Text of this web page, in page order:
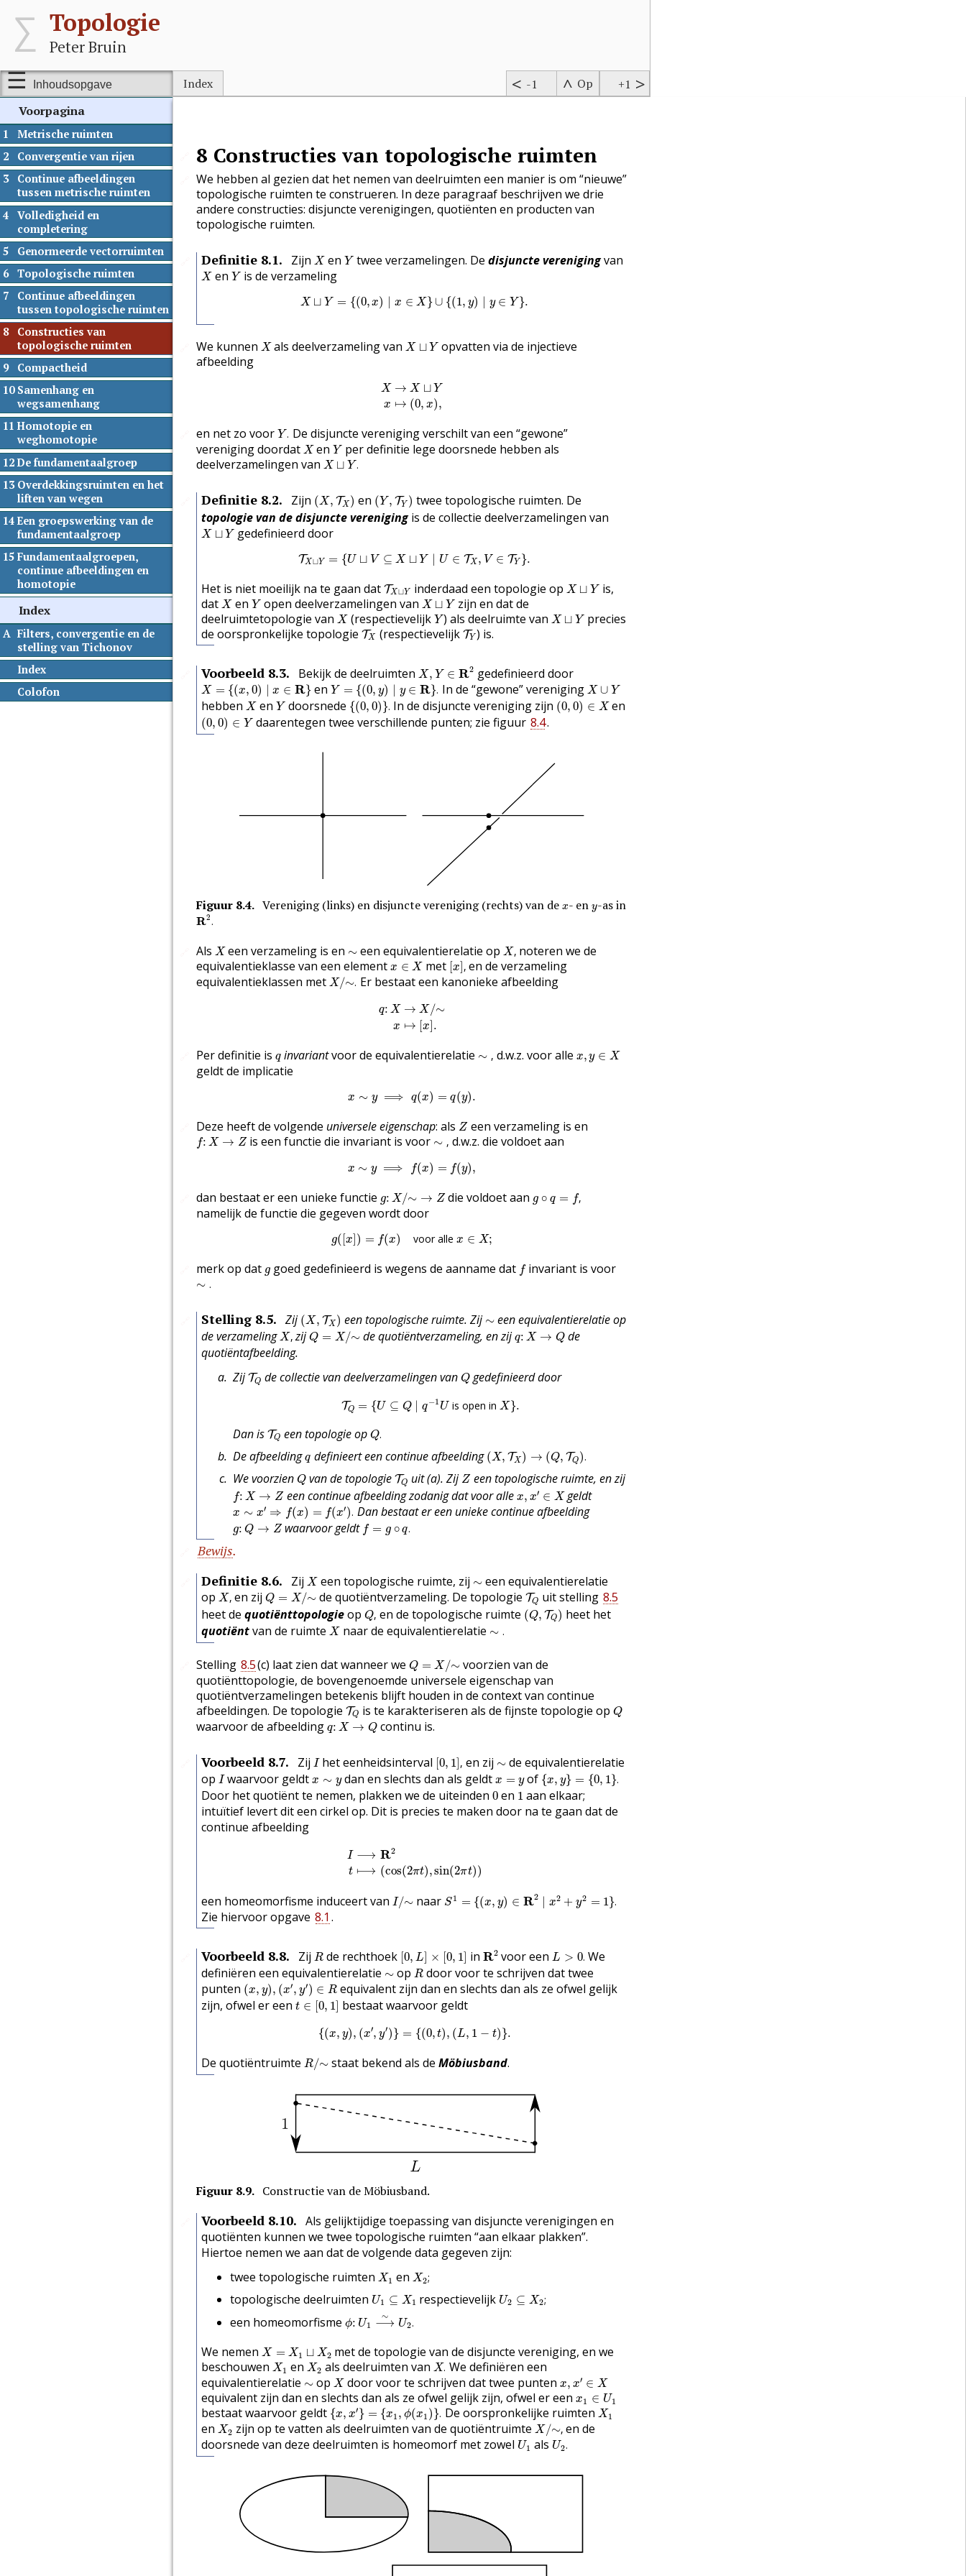
Topologie
Peter Bruin
Inhoudsopgave Index -1 Op
+1
Voorpagina
1
Metrische ruimten
2
Convergentie van rijen
3
Continue afbeeldingen
tussen metrische ruimten
4
Volledigheid en
completering
5
Genormeerde vectorruimten
6
Topologische ruimten
7
Continue afbeeldingen
tussen topologische ruimten
8
Constructies van
topologische ruimten
9
Compactheid
10 Samenhang en
wegsamenhang
11 Homotopie en
weghomotopie
12De fundamentaalgroep
13 Overdekkingsruimten en het
liften van wegen
14Een groepswerking van de
fundamentaalgroep
15 Fundamentaalgroepen,
continue afbeeldingen en
homotopie
Index
A Filters, convergentie en de
stelling van Tichonov
Index
Colofon
8 Constructies van topologische ruimten
We hebben al gezien dat het nemen van deelruimten een manier is om “nieuwe”
topologische ruimten te construeren. In deze paragraaf beschrijven we drie
andere constructies: disjuncte verenigingen, quotiënten en producten van
topologische ruimten.
Definitie 8.1. ZijnX
X en Y
Ytwee verzamelingen. De disjuncte verenigingvan
X
X en Y
Yis de verzameling
X ⊔ Y = {(0, x) x ∈ X} ∪ {(1, y) y ∈ Y }.
X Y={( 0,x )∣ x ∈ X}∪ { (1,y) y∈ Y}
We kunnen X
X als deelverzameling vanX ⊔ Y
X⊔ Y
opvatten via de injectieve
afbeelding
X → X ⊔ Y
x ↦ (0, x),
X→ X ⊔Y x ↦(0
en net zo voor Y.
Y. De disjuncte vereniging verschilt van een “gewone”
vereniging doordat X
X enY
Y per definitie lege doorsnede hebben als
deelverzamelingen van X ⊔ Y.
X⊔ Y.
Definitie 8.2. Zijn (X, TX )
(X,TX) en (Y, TY )
(Y,TY)
twee topologische ruimten. De
topologie van de disjuncte verenigingis de collectie deelverzamelingen van
X ⊔ Y
X⊔ Y gedefinieerd door
TX⊔Y = {U ⊔ V ⊆ X ⊔ Y ∣ U ∈ TX , V ∈ TY }.
⊔Y= { U⊔ V⊆X ⊔Y∣ U ∈ TX,V ∈T Y} .
Het is niet moeilijk na te gaan datTX⊔Y
TX Yinderdaad een topologie op X ⊔ Y
X⊔ Y
is,
datX
X en Y
Yopen deelverzamelingen van X ⊔ Y
X⊔ Y
zijn en dat de
deelruimtetopologie vanX
X (respectievelijk Y
Y) als deelruimte van X ⊔ Y
X⊔ Y
precies
de oorspronkelijke topologieTX
TX (respectievelijk TY
TY) is.
Voorbeeld 8.3. Bekijk de deelruimtenX, Y ∈ R2
X,Y∈ 2 gedefinieerd door
X = {(x, 0) ∣ x ∈ R}
X= x,0)∣ x∈ R} en Y = {(0, y) ∣ y ∈ R}.
Y= 0,y)∣ y∈ R} . In de “gewone” vereniging X ∪ Y
X∪ Y
hebbenX
X en Y
Ydoorsnede {(0, 0)}.
{(0, 0)}. In de disjuncte vereniging zijn (0, 0) ∈ X
(0 0)∈X en
(0, 0) ∈ Y
(0 0)∈Y daarentegen twee verschillende punten; zie figuur 8.4.
Figuur 8.4. Vereniging (links) en disjuncte vereniging (rechts) van de x
x- en y
y-as in
R2.
R2.
Als X
X een verzameling is en ∼
∼een equivalentierelatie opX,
X, noteren we de
equivalentieklasse van een element x ∈ X
x ∈X met x ,
[x],en de verzameling
equivalentieklassen met X/∼.
X/∼ Er bestaat een kanonieke afbeelding
q: X → X/∼
x ↦ [x .
X→ X ∼x↦
Per definitie is q
qinvariantvoor de equivalentierelatie ∼ , d.w.z. voor alle x, y ∈ X
x, y∈X
geldt de implicatie
x ∼ y ⟹ q(x) = q(y).
∼ ⟹ q(x)= ).
Deze heeft de volgende universele eigenschap: als Z
Zeen verzameling is en
f: X → Z
f:X → is een functie die invariant is voor ∼ ,
∼, d.w.z. die voldoet aan
x ∼ y ⟹ f(x) = f(y),
⟹ (x = ,
dan bestaat er een unieke functie g: X/∼ → Z
g: X/∼ Z die voldoet aan g ∘ q = f,
g ∘ q
namelijk de functie die gegeven wordt door
g( [x]) = f(x) voor alle x ∈ X;
g([ =f(x) voor allex ∈ X
merk op dat g
g goed gedefinieerd is wegens de aanname dat f
finvariant is voor
∼ .
∼.
Stelling 8.5. Zij (X, TX )
(X,TX) een topologische ruimte. Zij ∼
∼een equivalentierelatie op
de verzamelingX,
X, zijQ = X/∼
Q= X/∼ de quotiëntverzameling, en zijq: X → Q
q: X→ Q
de
quotiëntafbeelding.
ZijTQ
TQde collectie van deelverzamelingen vanQ
Qgedefinieerd door
TQ = {U ⊆ Q q−1 U is open in X}.
T {U⊆Q ∣q− 1Uis open inX}
Dan isTQ
TQ een topologie opQ.
Q
De afbeeldingq
q definieert een continue afbeelding (X, TX ) → (Q, TQ).
(X,TX) → Q TQ ).
We voorzienQ
Qvan de topologieTQ
TQuit (a). Zij Z
Zeen topologische ruimte, en zij
f: X → Z
f:X→ Z een continue afbeelding zodanig dat voor alle x, x′ ∈ X
x ∈X geldt
x ∼ x′ ⇒ f(x) = f(x′).
x∼x ⇒ (x =f(x′). Dan bestaat er een unieke continue afbeelding
g: Q → Z
g: Q→ Z waarvoor geldt f = g ∘ q.
f= ∘q.
Bewijs.
Definitie 8.6. ZijX
X een topologische ruimte, zij ∼
∼een equivalentierelatie
opX,
X, en zijQ = X/∼
Q /∼ de quotiëntverzameling. De topologieTQ
TQuit stelling 8.5
heet dequotiënttopologieopQ,
Q en de topologische ruimte (Q, TQ)
(Q, TQ ) heet het
quotiëntvan de ruimteX
X naar de equivalentierelatie ∼ .
Stelling 8.5(c) laat zien dat wanneer we Q = X/∼
Q /∼
voorzien van de
quotiënttopologie, de bovengenoemde universele eigenschap van
quotiëntverzamelingen betekenis blijft houden in de context van continue
afbeeldingen. De topologie TQ
TQ is te karakteriseren als de fijnste topologie op Q
Q
waarvoor de afbeelding q: X → Q
q: X→Q continu is.
Voorbeeld 8.7. ZijI
Ihet eenheidsinterval [0, 1 ],
[0 1] en zij ∼
∼de equivalentierelatie
opI
Iwaarvoor geldtx ∼ y
x ∼y dan en slechts dan als geldt x = y
x=y of {x, y} = {0, 1}.
{x, y}= 1}
Door het quotiënt te nemen, plakken we de uiteinden0
0en 1
1 aan elkaar;
intuïtief levert dit een cirkel op. Dit is precies te maken door na te gaan dat de
continue afbeelding
I ⟶ R2
t ⟼ (cos(2πt),sin(2πt))
⟶ t⟼
een homeomorfisme induceert vanI/∼
I/∼ naar S1 = {(x, y) ∈ R2 ∣ x2 + y2 = 1}.
S1 x,y R ∣x2+ 2=
Zie hiervoor opgave 8.1 .
Voorbeeld 8.8. ZijR
R de rechthoek [0, L] × [0, 1]
[0 L]×[0,1 ] in R2
R2 voor eenL > 0.
L >0
We
definiëren een equivalentierelatie ∼
∼opR
R door voor te schrijven dat twee
punten (x, y), (x′, y′) ∈ R
(x, y),(x′,y′)∈R
equivalent zijn dan en slechts dan als ze ofwel gelijk
zijn, ofwel er eent ∈ 0, 1]
t∈[ 0, 1] bestaat waarvoor geldt
{(x, y), (x′, y′)} = {(0, t), (L, 1 − t)}.
( ,y , ′,y′ {(0, ),( ,1− t)
De quotiëntruimteR/∼
R/ ∼ staat bekend als deMöbiusband.
Figuur 8.9. Constructie van de Möbiusband.
Voorbeeld 8.10.
Als gelijktijdige toepassing van disjuncte verenigingen en
quotiënten kunnen we twee topologische ruimten “aan elkaar plakken”.
Hiertoe nemen we aan dat de volgende data gegeven zijn:
twee topologische ruimtenX1
X1 enX2;
X2 ;
topologische deelruimten U1 ⊆ X1
U ⊆ X1 respectievelijk U2 ⊆ X2;
U ⊆ X2
een homeomorfismeϕ: U1
∼
⟶ U2.
⟶
We nemenX = X1 ⊔ X2
X= 1⊔ X2
met de topologie van de disjuncte vereniging, en we
beschouwenX1
X1 enX2
X2 als deelruimten vanX.
X. We definiëren een
equivalentierelatie ∼
∼opX
X door voor te schrijven dat twee punten x, x′ ∈ X
∈X
equivalent zijn dan en slechts dan als ze ofwel gelijk zijn, ofwel er eenx1 ∈ U1
x 1∈ U1
bestaat waarvoor geldt {x, x′ } = {x1 , ϕ(x1 ) }.
{x,x′}={x1,ϕ( x1)}. De oorspronkelijke ruimten X1
X1
enX2
X2 zijn op te vatten als deelruimten van de quotiëntruimteX/∼,
X/ ∼
en de
doorsnede van deze deelruimten is homeomorf met zowel U1
U als U2.
U2